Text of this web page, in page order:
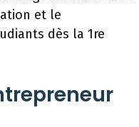
et le
dès la 1re